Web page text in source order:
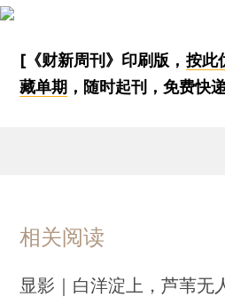
[《财新周刊》印刷版， 按此
藏单期 ，随时起刊，免费快
相关阅读
显影｜白洋淀上，芦苇无